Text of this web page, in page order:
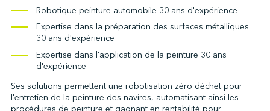
Robotique peinture automobile 30 ans d'expérience
Expertise dans la préparation des surfaces métalliques
30 ans d'expérience
Expertise dans l'application de la peinture 30 ans
d'expérience
Ses solutions permettent une robotisation zéro déchet pour
l'entretien de la peinture des navires, automatisant ainsi les